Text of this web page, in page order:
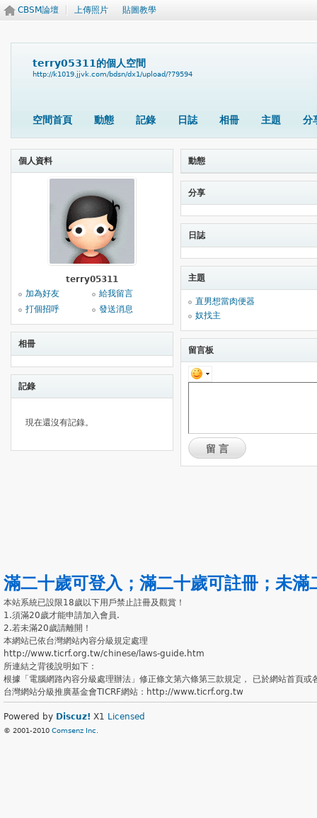
CBSM論壇 上傳照片 貼圖教學
terry05311的個人空間
http://k1019.jjvk.com/bdsn/dx1/upload/?79594
空間首頁 動態 記錄 日誌 相冊 主題 分
個人資料
terry05311
加為好友
給我留言
打個招呼
發送消息
相冊
記錄
現在還沒有記錄。
動態
分享
日誌
主題
直男想當肉便器
奴找主
留言板
留言
滿二十歲可登入 ； 滿二十歲可註冊 ； 未滿
本站系統已設限18歲以下用戶禁止註冊及觀賞！
1.須滿20歲才能申請加入會員.
2.若未滿20歲請離開！
本網站已依台灣網站內容分級規定處理
http://www.ticrf.org.tw/chinese/laws-guide.htm
所連結之背後說明如下：
根據「電腦網路內容分級處理辦法」修正條文第六條第三款規定， 已於網站首頁
台灣網站分級推廣基金會TICRF網站：http://www.ticrf.org.tw
Powered by Discuz! X1 Licensed
© 2001-2010 Comsenz Inc.